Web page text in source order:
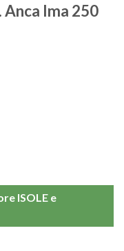
Ima 250
ISOLE e